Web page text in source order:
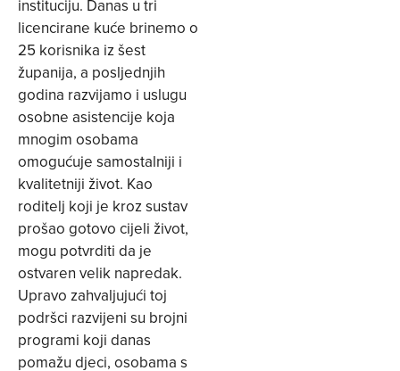
instituciju. Danas u tri
licencirane kuće brinemo o
25 korisnika iz šest
županija, a posljednjih
godina razvijamo i uslugu
osobne asistencije koja
mnogim osobama
omogućuje samostalniji i
kvalitetniji život. Kao
roditelj koji je kroz sustav
prošao gotovo cijeli život,
mogu potvrditi da je
ostvaren velik napredak.
Upravo zahvaljujući toj
podršci razvijeni su brojni
programi koji danas
pomažu djeci, osobama s